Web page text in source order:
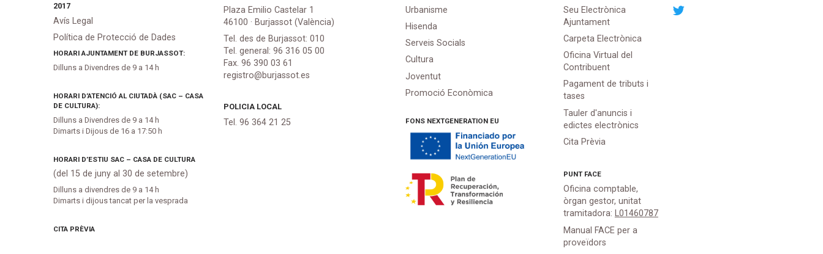
2017
Avís Legal
Política de Protecció de Dades
HORARI AJUNTAMENT DE BURJASSOT:
Dilluns a Divendres de 9 a 14 h
HORARI D’ATENCIÓ AL CIUTADÀ (SAC – CASA
DE CULTURA):
Dilluns a Divendres de 9 a 14 h
Dimarts i Dijous de 16 a 17:50 h
HORARI D’ESTIU SAC – CASA DE CULTURA
(del 15 de juny al 30 de setembre)
Dilluns a divendres de 9 a 14 h
Dimarts i dijous tancat per la vesprada
CITA PRÈVIA
Plaza Emilio Castelar 1
46100 · Burjassot (València)
Tel. des de Burjassot: 010
Tel. general: 96 316 05 00
Fax. 96 390 03 61
registro@burjassot.es
POLICIA LOCAL
Tel. 96 364 21 25
Urbanisme
Hisenda
Serveis Socials
Cultura
Joventut
Promoció Econòmica
FONS NEXTGENERATION EU
Seu Electrònica
Ajuntament
Carpeta Electrònica
Oficina Virtual del
Contribuent
Pagament de tributs i
tases
Tauler d'anuncis i
edictes electrònics
Cita Prèvia
PUNT FACE
Oficina comptable,
òrgan gestor, unitat
tramitadora: L01460787
Manual FACE per a
proveïdors